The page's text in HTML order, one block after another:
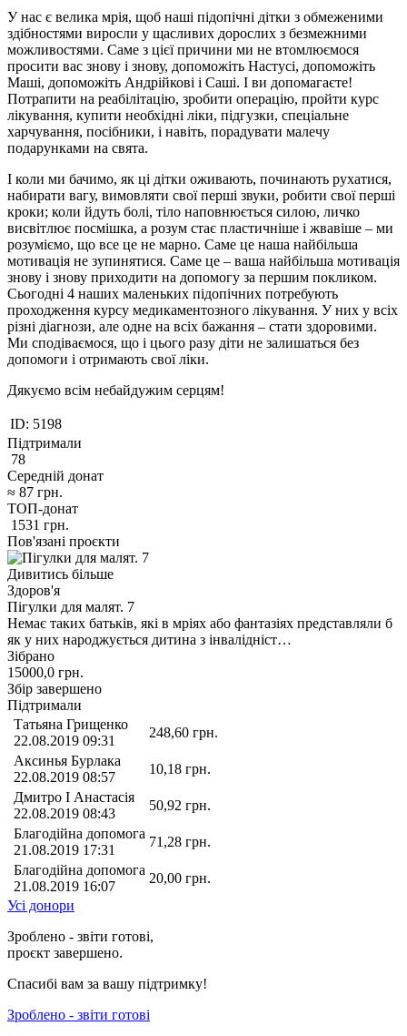
У нас є велика мрія, щоб наші підопічні дітки з обмеженими
здібностями виросли у щасливих дорослих з безмежними
можливостями. Саме з цієї причини ми не втомлюємося
просити вас знову і знову, допоможіть Настусі, допоможіть
Маші, допоможіть Андрійкові і Саші. І ви допомагаєте!
Потрапити на реабілітацію, зробити операцію, пройти курс
лікування, купити необхідні ліки, підгузки, спеціальне
харчування, посібники, і навіть, порадувати малечу
подарунками на свята.
І коли ми бачимо, як ці дітки оживають, починають рухатися,
набирати вагу, вимовляти свої перші звуки, робити свої перші
кроки; коли йдуть болі, тіло наповнюється силою, личко
висвітлює посмішка, а розум стає пластичніше і жвавіше – ми
розуміємо, що все це не марно. Саме це наша найбільша
мотивація не зупинятися. Саме це – ваша найбільша мотивація
знову і знову приходити на допомогу за першим покликом.
Сьогодні 4 наших маленьких підопічних потребують
проходження курсу медикаментозного лікування. У них у всіх
різні діагнози, але одне на всіх бажання – стати здоровими.
Ми сподіваємося, що і цього разу діти не залишаться без
допомоги і отримають свої ліки.
Дякуємо всім небайдужим серцям!
ID: 5198
Підтримали
78
Середній донат
≈ 87 грн.
ТОП-донат
1531 грн.
Пов'язані проєкти
Дивитись більше
Здоров'я
Пігулки для малят. 7
Немає таких батьків, які в мріях або фантазіях представляли б
як у них народжується дитина з інвалідніст…
Зібрано
15000,0 грн.
Збір завершено
Підтримали
Татьяна Грищенко
22.08.2019 09:31
248,60 грн.
Аксинья Бурлака
22.08.2019 08:57
10,18 грн.
Дмитро І Анастасія
22.08.2019 08:43
50,92 грн.
Благодійна допомога
21.08.2019 17:31
71,28 грн.
Благодійна допомога
21.08.2019 16:07
20,00 грн.
Усі донори
Зроблено - звіти готові,
проєкт завершено.
Спасибі вам за вашу підтримку!
Зроблено - звіти готові